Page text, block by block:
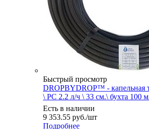
Быстрый просмотр
DROPBYDROP™ - капельная
\ PC 2.2 л/ч \ 33 см.\ бухта 100
Есть в наличии
9 353.55 руб./шт
Подробнее